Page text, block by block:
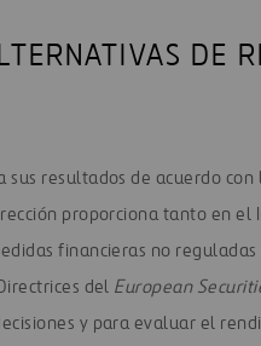
DE
sus resultados de acuerdo
proporciona tanto en el
financieras no reguladas
del European
y para evaluar el